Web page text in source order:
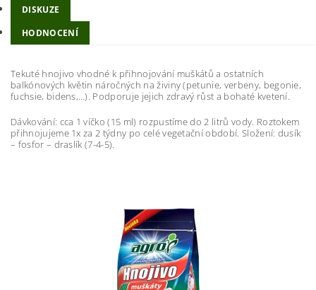
DISKUZE
HODNOCENÍ
Tekuté hnojivo vhodné k přihnojování muškátů a ostatních
balkónových květin náročných na živiny (petunie, verbeny, begonie,
fuchsie, bidens,…). Podporuje jejich zdravý růst a bohaté kvetení.
Dávkování: cca 1 víčko (15 ml) rozpustíme do 2 litrů vody. Roztokem
přihnojujeme 1x za 2 týdny po celé vegetační období. Složení: dusík
– fosfor – draslík (7-4-5).